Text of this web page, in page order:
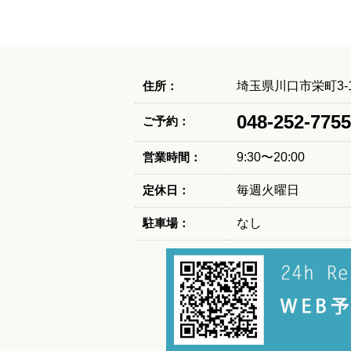
住所： 埼玉県川口市栄町3-
ご予約： 048-252-7755
営業時間： 9:30〜20:00
定休日： 毎週火曜日
駐車場： なし